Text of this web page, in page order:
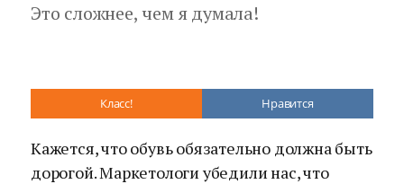
Это сложнее, чем я думала!
Класс! Нравится
Кажется, что обувь обязательно должна быть
дорогой. Маркетологи убедили нас, что